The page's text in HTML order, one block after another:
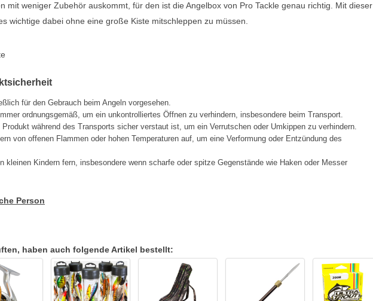
mit weniger Zubehör auskommt, für den ist die Angelbox von Pro Tackle genau richtig. Mit dieser
wichtige dabei ohne eine große Kiste mitschleppen zu müssen.
für den Gebrauch beim Angeln vorgesehen.
ordnungsgemäß, um ein unkontrolliertes Öffnen zu verhindern, insbesondere beim Transport.
während des Transports sicher verstaut ist, um ein Verrutschen oder Umkippen zu verhindern.
von offenen Flammen oder hohen Temperaturen auf, um eine Verformung oder Entzündung des
kleinen Kindern fern, insbesondere wenn scharfe oder spitze Gegenstände wie Haken oder Messer
Person
haben auch folgende Artikel bestellt: